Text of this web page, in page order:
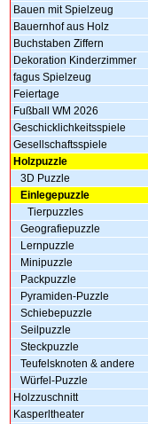
Bauen mit Spielzeug
Bauernhof aus Holz
Buchstaben Ziffern
Dekoration Kinderzimmer
fagus Spielzeug
Feiertage
Fußball WM 2026
Geschicklichkeitsspiele
Gesellschaftsspiele
Holzpuzzle
3D Puzzle
Einlegepuzzle
Tierpuzzles
Geografiepuzzle
Lernpuzzle
Minipuzzle
Packpuzzle
Pyramiden-Puzzle
Schiebepuzzle
Seilpuzzle
Steckpuzzle
Teufelsknoten & andere
Würfel-Puzzle
Holzzuschnitt
Kasperltheater